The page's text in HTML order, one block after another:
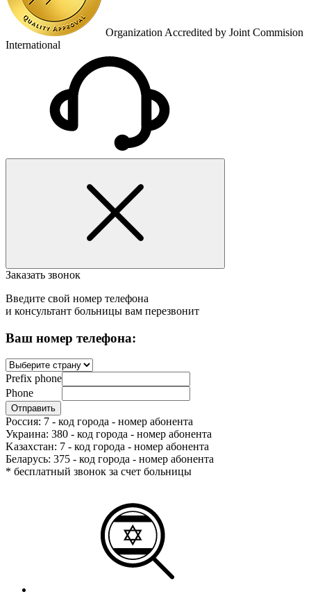
Organization Accredited by Joint Commision
International
Заказать звонок
Введите свой номер телефона
и консультант больницы вам перезвонит
Ваш номер телефона:
Prefix phone
Phone
Россия: 7 - код города - номер абонента
Украина: 380 - код города - номер абонента
Kазахстан: 7 - код города - номер абонента
Беларусь: 375 - код города - номер абонента
* бесплатный звонок за счет больницы